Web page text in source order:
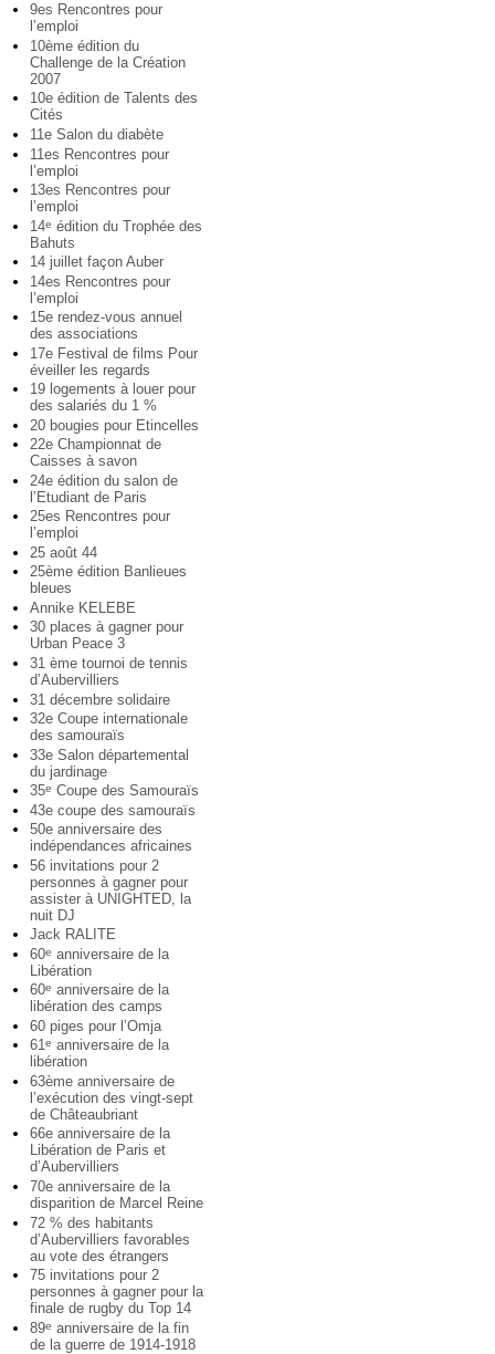
9es Rencontres pour
l’emploi
10ème édition du
Challenge de la Création
2007
10e édition de Talents des
Cités
11e Salon du diabète
11es Rencontres pour
l’emploi
13es Rencontres pour
l’emploi
14e édition du Trophée des
Bahuts
14 juillet façon Auber
14es Rencontres pour
l’emploi
15e rendez-vous annuel
des associations
17e Festival de films Pour
éveiller les regards
19 logements à louer pour
des salariés du 1 %
20 bougies pour Etincelles
22e Championnat de
Caisses à savon
24e édition du salon de
l’Etudiant de Paris
25es Rencontres pour
l’emploi
25 août 44
25ème édition Banlieues
bleues
Annike KELEBE
30 places à gagner pour
Urban Peace 3
31 ème tournoi de tennis
d’Aubervilliers
31 décembre solidaire
32e Coupe internationale
des samouraïs
33e Salon départemental
du jardinage
35e Coupe des Samouraïs
43e coupe des samouraïs
50e anniversaire des
indépendances africaines
56 invitations pour 2
personnes à gagner pour
assister à UNIGHTED, la
nuit DJ
Jack RALITE
60e anniversaire de la
Libération
60e anniversaire de la
libération des camps
60 piges pour l’Omja
61e anniversaire de la
libération
63ème anniversaire de
l’exécution des vingt-sept
de Châteaubriant
66e anniversaire de la
Libération de Paris et
d’Aubervilliers
70e anniversaire de la
disparition de Marcel Reine
72 % des habitants
d’Aubervilliers favorables
au vote des étrangers
75 invitations pour 2
personnes à gagner pour la
finale de rugby du Top 14
89e anniversaire de la fin
de la guerre de 1914-1918